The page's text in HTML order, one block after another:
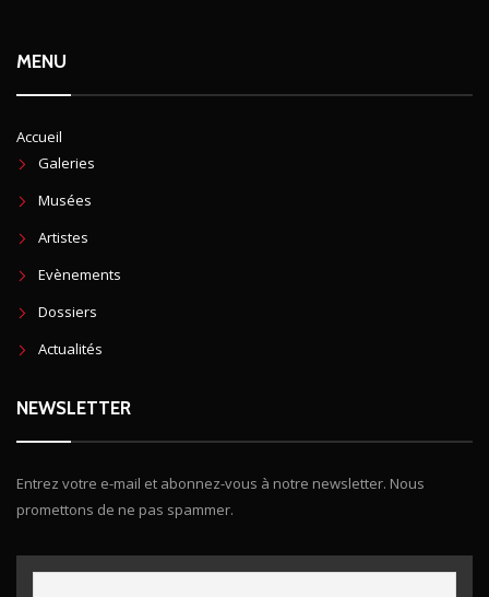
MENU
Accueil
Galeries
Musées
Artistes
Evènements
Dossiers
Actualités
NEWSLETTER
Entrez votre e-mail et abonnez-vous à notre newsletter. Nous
promettons de ne pas spammer.